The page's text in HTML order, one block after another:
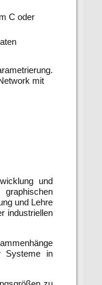
C oder
mit
und
und Lehre
industriellen
Systeme in